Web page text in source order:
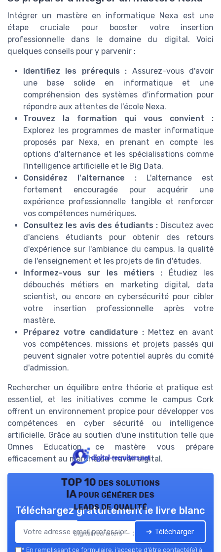
Intégrer un mastère en informatique Nexa est une
étape cruciale pour booster votre insertion
professionnelle dans le domaine du digital. Voici
quelques conseils pour y parvenir :
Identifiez les prérequis : Assurez-vous d'avoir
une base solide en informatique et une
compréhension des systèmes d'information pour
répondre aux attentes de l'école Nexa.
Trouvez la formation qui vous convient :
Explorez les programmes de master informatique
proposés par Nexa, en prenant en compte les
options d'alternance et les spécialisations comme
l'intelligence artificielle et le Big Data.
Considérez l'alternance : L'alternance est
fortement encouragée pour acquérir une
expérience professionnelle tangible et renforcer
vos compétences numériques.
Consultez les avis des étudiants : Discutez avec
d'anciens étudiants pour obtenir des retours
d'expérience sur l'ambiance du campus, la qualité
de l'enseignement et les projets de fin d'études.
Informez-vous sur les métiers : Étudiez les
débouchés métiers en marketing digital, data
scientist, ou encore en cybersécurité pour cibler
votre insertion professionnelle après votre
mastère.
Préparez votre candidature : Mettez en avant
vos compétences, missions et projets passés qui
peuvent signaler votre potentiel auprès du comité
d'admission.
Rechercher un équilibre entre théorie et pratique est
essentiel, et les initiatives comme le campus Cork
offrent un environnement propice pour développer vos
compétences en cyber sécurité ou intelligence
artificielle. Grâce au soutien d'une institution telle que
Omnes Education, ce mastère vous prépare
efficacement au marché du travail digital.
TOP 10 des solutions
IA pour générer des
leads de qualité
Digital recruiters — 2026
Téléchargez gratuitement le livre blanc
➔ Télécharger
* En remplissant ce formulaire, j’accepte d’être contacté(e) à